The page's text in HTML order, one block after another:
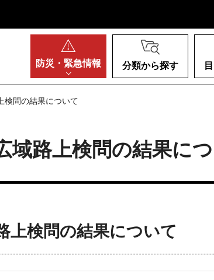
防災・ 緊急情報 分類から探す
検問の結果について
域路上検問の結果に
上検問の結果について